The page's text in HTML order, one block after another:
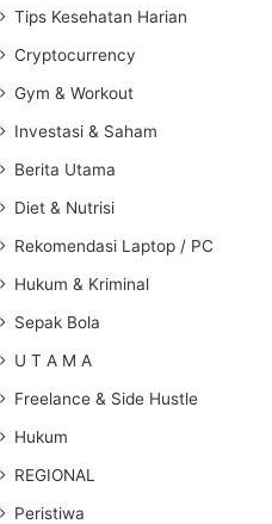
Tips Kesehatan Harian
Cryptocurrency
Gym & Workout
Investasi & Saham
Berita Utama
Diet & Nutrisi
Rekomendasi Laptop / PC
Hukum & Kriminal
Sepak Bola
U T A M A
Freelance & Side Hustle
Hukum
REGIONAL
Peristiwa